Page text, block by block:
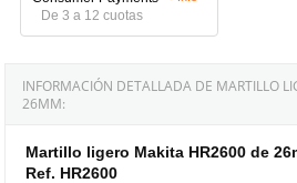
De 3 a 12 cuotas
INFORMACIÓN DETALLADA DE MARTILLO
26MM:
Martillo ligero Makita HR2600 de
Ref. HR2600